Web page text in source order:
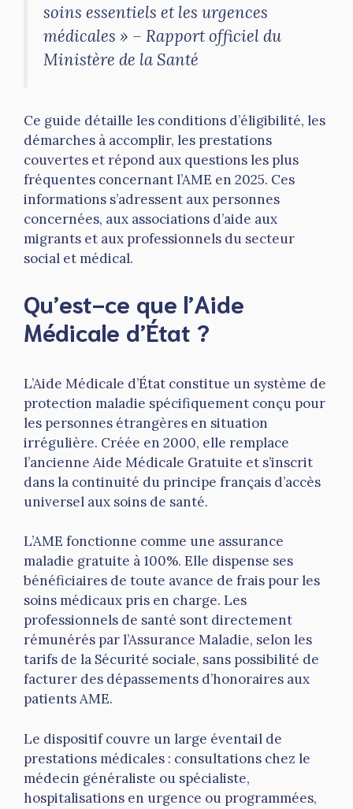
soins essentiels et les urgences
médicales » – Rapport officiel du
Ministère de la Santé
Ce guide détaille les conditions d’éligibilité, les
démarches à accomplir, les prestations
couvertes et répond aux questions les plus
fréquentes concernant l’AME en 2025. Ces
informations s’adressent aux personnes
concernées, aux associations d’aide aux
migrants et aux professionnels du secteur
social et médical.
Qu’est-ce que l’Aide
Médicale d’État ?
L’Aide Médicale d’État constitue un système de
protection maladie spécifiquement conçu pour
les personnes étrangères en situation
irrégulière. Créée en 2000, elle remplace
l’ancienne Aide Médicale Gratuite et s’inscrit
dans la continuité du principe français d’accès
universel aux soins de santé.
L’AME fonctionne comme une assurance
maladie gratuite à 100%. Elle dispense ses
bénéficiaires de toute avance de frais pour les
soins médicaux pris en charge. Les
professionnels de santé sont directement
rémunérés par l’Assurance Maladie, selon les
tarifs de la Sécurité sociale, sans possibilité de
facturer des dépassements d’honoraires aux
patients AME.
Le dispositif couvre un large éventail de
prestations médicales : consultations chez le
médecin généraliste ou spécialiste,
hospitalisations en urgence ou programmées,